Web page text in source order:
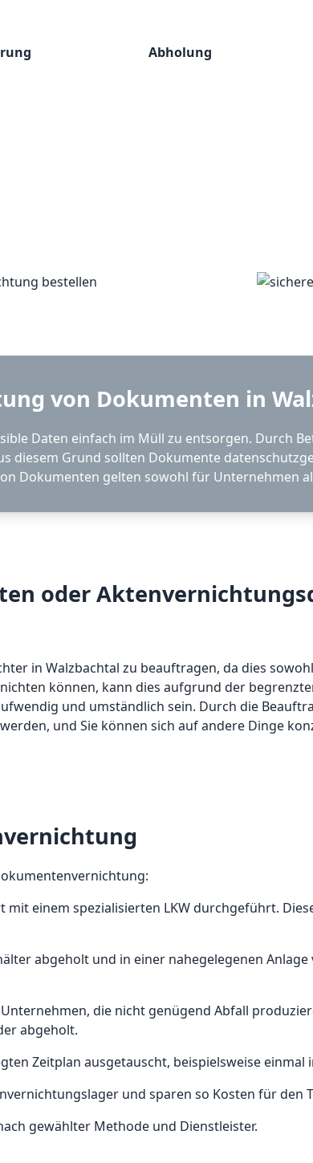
Abholung
von Dokumenten in
Daten einfach im Müll zu entsorgen. Durch
diesem Grund sollten Dokumente
Dokumenten gelten sowohl für Unternehmen
oder
in Walzbachtal zu beauftragen, da dies
können, kann dies aufgrund der
und umständlich sein. Durch die
und Sie können sich auf andere Dinge
einem spezialisierten LKW durchgeführt.
abgeholt und in einer nahegelegenen
die nicht genügend Abfall
abgeholt.
Zeitplan ausgetauscht, beispielsweise einmal
und sparen so Kosten für den
gewählter Methode und Dienstleister.